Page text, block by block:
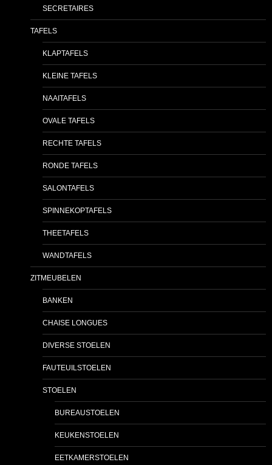
SECRETAIRES
TAFELS
KLAPTAFELS
KLEINE TAFELS
NAAITAFELS
OVALE TAFELS
RECHTE TAFELS
RONDE TAFELS
SALONTAFELS
SPINNEKOPTAFELS
THEETAFELS
WANDTAFELS
ZITMEUBELEN
BANKEN
CHAISE LONGUES
DIVERSE STOELEN
FAUTEUILSTOELEN
STOELEN
BUREAUSTOELEN
KEUKENSTOELEN
EETKAMERSTOELEN